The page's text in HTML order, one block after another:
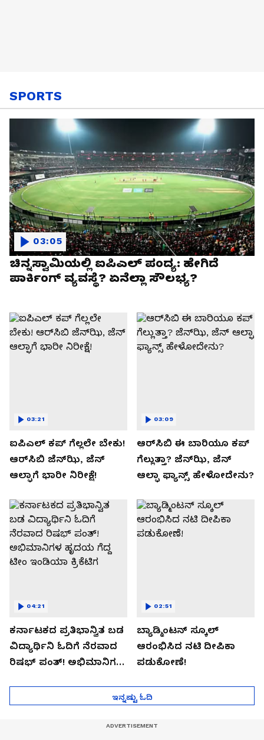
SPORTS
ಚಿನ್ನಸ್ವಾಮಿಯಲ್ಲಿ ಐಪಿಎಲ್‌ ಪಂದ್ಯ: ಹೇಗಿದೆ
ಪಾರ್ಕಿಂಗ್ ವ್ಯವಸ್ಥೆ? ಏನೆಲ್ಲಾ ಸೌಲಭ್ಯ?
03:05
ಐಪಿಎಲ್ ಕಪ್‌ ಗೆಲ್ಲಲೇ ಬೇಕು!
ಆರ್‌ಸಿಬಿ ಜೆನ್‌ಝಿ, ಜೆನ್‌
ಆಲ್ಫಾಗೆ ಭಾರೀ ನಿರೀಕ್ಷೆ!
03:21
ಆರ್‌ಸಿಬಿ ಈ ಬಾರಿಯೂ ಕಪ್‌
ಗೆಲ್ಲುತ್ತಾ? ಜೆನ್‌ಝಿ, ಜೆನ್‌
ಆಲ್ಫಾ ಫ್ಯಾನ್ಸ್ ಹೇಳೋದೇನು?
03:09
ಕರ್ನಾಟಕದ ಪ್ರತಿಭಾನ್ವಿತ ಬಡ
ವಿದ್ಯಾರ್ಥಿನಿ ಓದಿಗೆ ನೆರವಾದ
ರಿಷಭ್ ಪಂತ್! ಅಭಿಮಾನಿಗಳ
04:21
ಬ್ಯಾಡ್ಮಿಂಟನ್ ಸ್ಕೂಲ್​
ಆರಂಭಿಸಿದ ನಟಿ ದೀಪಿಕಾ
ಪಡುಕೋಣೆ!
02:51
ಇನ್ನಷ್ಟು ಓದಿ